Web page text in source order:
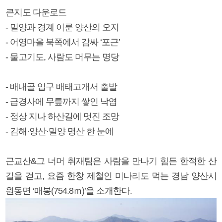
큰지도 다운로드
- 밀양과 경계 이룬 양산의 오지
- 어영마을 북쪽에서 감싸 ‘포근’
- 물고기도, 사람도 머무는 명당
- 배내골 입구 배태고개서 출발
- 급경사에 무릎까지 쌓인 낙엽
- 정상 지나 하산길에 멋진 조망
- 김해·양산·밀양 명산 한 눈에
근교산&그 너머 취재팀은 사람을 만나기 힘든 한적한 산
길을 걷고, 요즘 한창 제철인 미나리도 먹는 경남 양산시
원동면 ‘매봉(754.8ｍ)’을 소개한다.